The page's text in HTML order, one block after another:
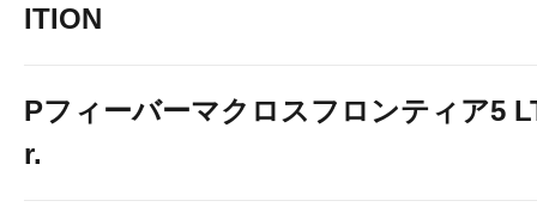
ITION
Pフィーバーマクロスフロンティア5
r.